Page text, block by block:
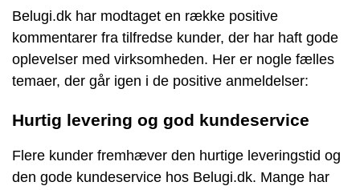
Belugi.dk har modtaget en række positive
kommentarer fra tilfredse kunder, der har haft gode
oplevelser med virksomheden. Her er nogle fælles
temaer, der går igen i de positive anmeldelser:
Hurtig levering og god kundeservice
Flere kunder fremhæver den hurtige leveringstid og
den gode kundeservice hos Belugi.dk. Mange har